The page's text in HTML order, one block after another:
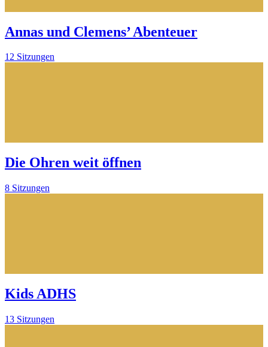
Annas und Clemens’ Abenteuer
12 Sitzungen
Die Ohren weit öffnen
8 Sitzungen
Kids ADHS
13 Sitzungen